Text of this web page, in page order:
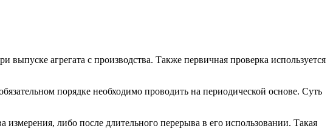
агрегата с производства. Также первичная проверка используется
порядке необходимо проводить на периодической основе. Суть
либо после длительного перерыва в его использовании. Такая